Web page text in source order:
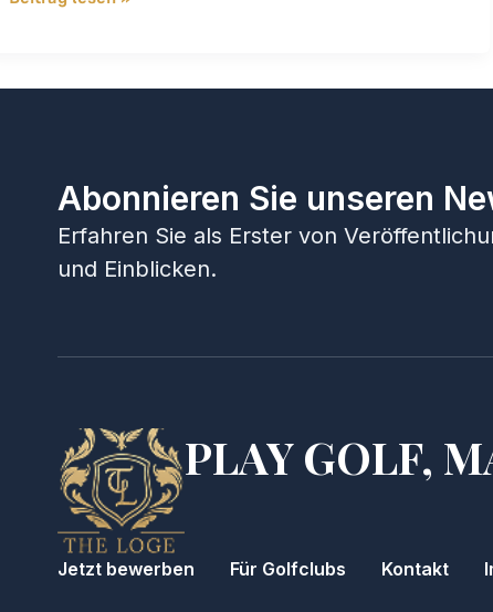
Abonnieren Sie unseren
Erfahren Sie als Erster von
und Einblicken.
PLAY GOLF,
Jetzt bewerben Für Golfclubs Kontakt